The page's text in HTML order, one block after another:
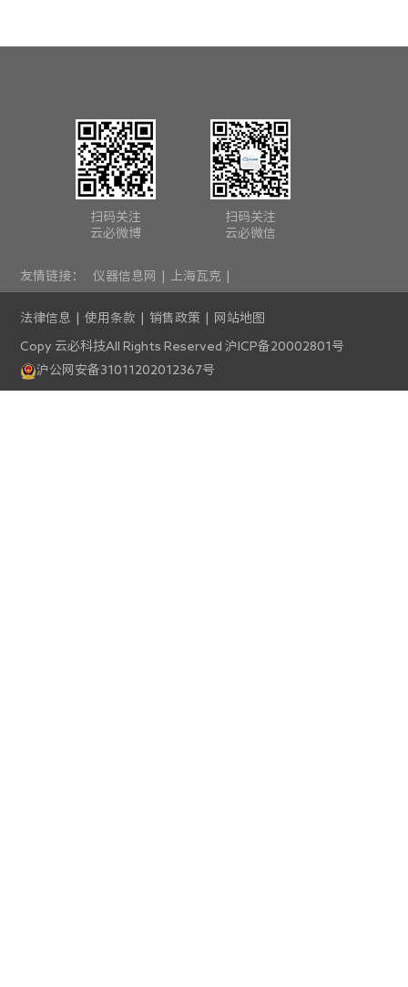
扫码关注
云必微博
扫码关注
云必微信
友情链接： 仪器信息网 上海瓦克
法律信息 使用条款 销售政策 网站地图
Copy 云必科技All Rights Reserved沪ICP备20002801号
沪公网安备31011202012367号